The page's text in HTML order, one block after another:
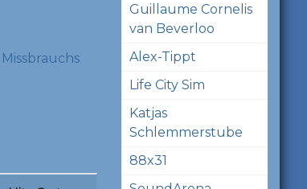
Guillaume Cornelis
van Beverloo
Alex-Tippt
Life City Sim
Katjas
Schlemmerstube
88x31